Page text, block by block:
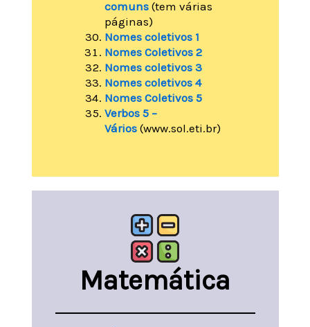
comuns(tem várias
páginas)
Nomes coletivos 1
Nomes Coletivos 2
Nomes coletivos 3
Nomes coletivos 4
Nomes Coletivos 5
Verbos 5 –
Vários(www.sol.eti.br)
Matemática